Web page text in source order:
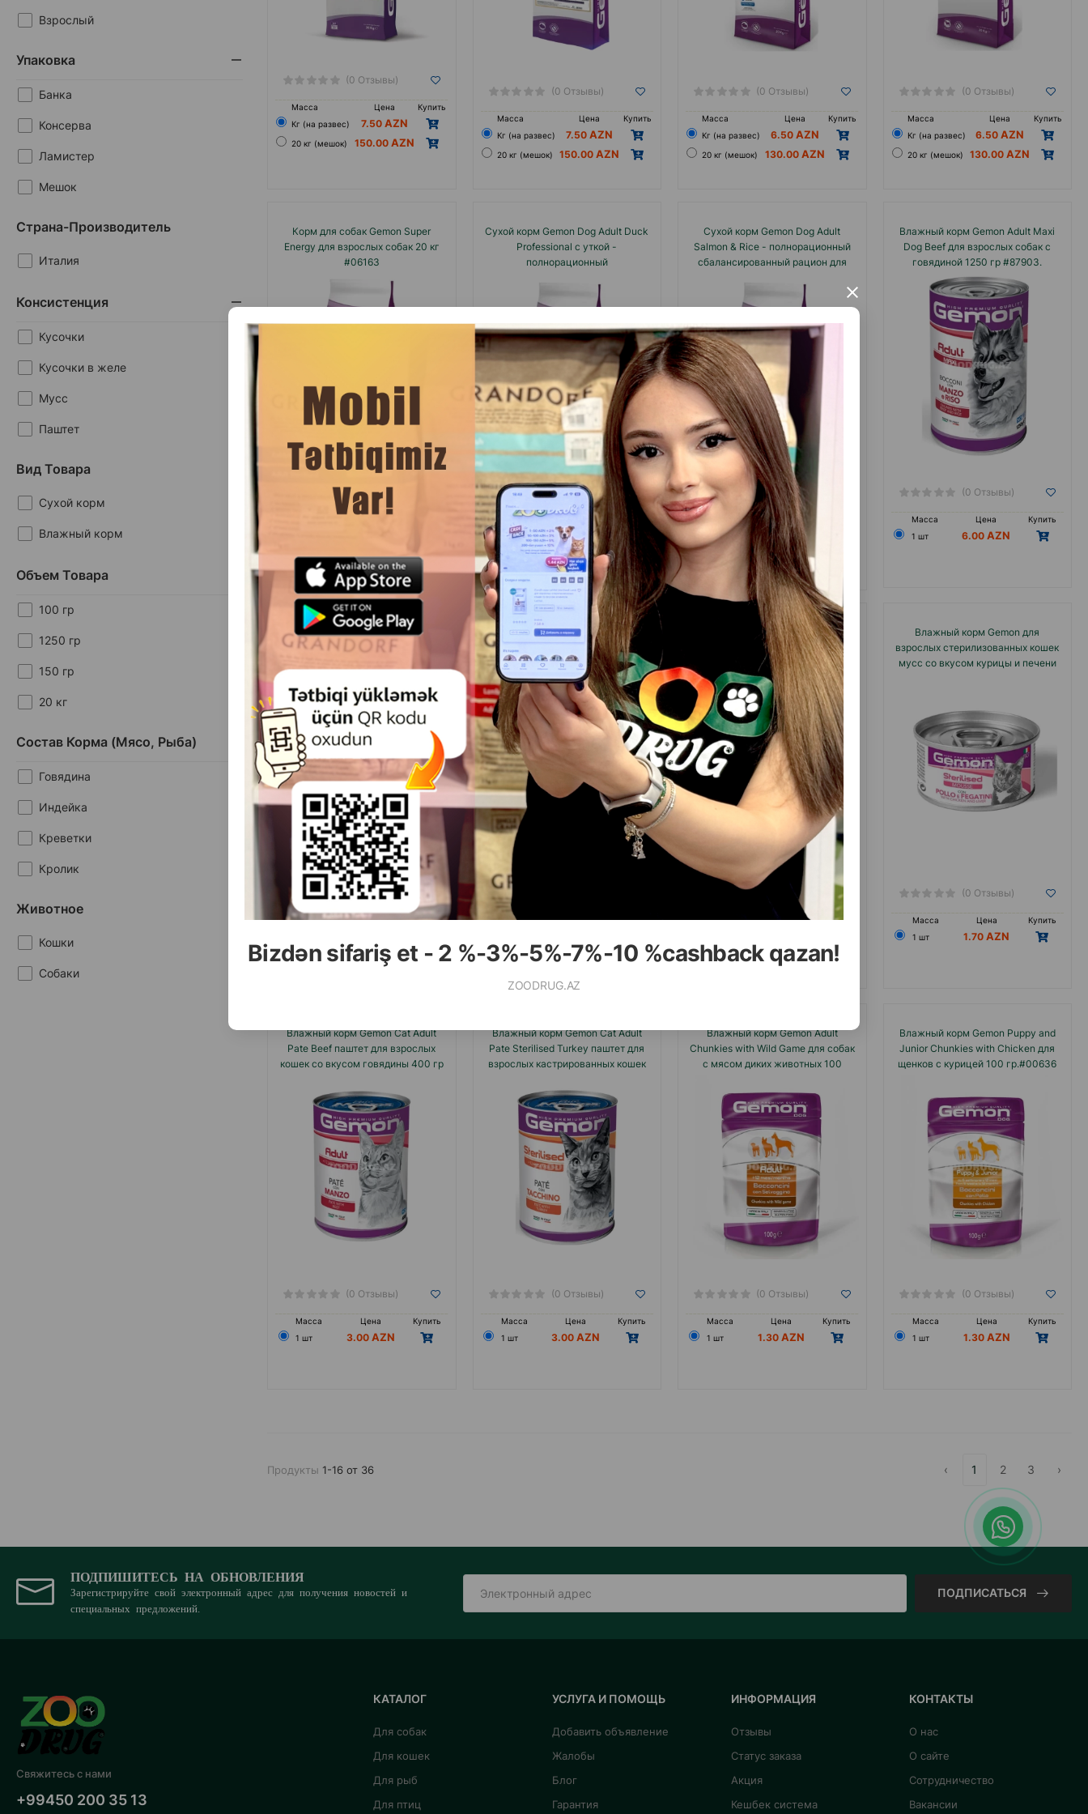
Bizdən sifariş et - 2 %-3%-5%-7%-10 %cashback qazan!
ZOODRUG.AZ
×
Взрослый
Упаковка
Банка
Консерва
Ламистер
Мешок
Страна-Производитель
Италия
Консистенция
Кусочки
Кусочки в желе
Мусс
Паштет
Вид Товара
Сухой корм
Влажный корм
Объем Товара
100 гр
1250 гр
150 гр
20 кг
Состав Корма (мясо, Рыба)
Говядина
Индейка
Креветки
Кролик
Животное
Кошки
Собаки
Миссия компании: высокое качество для всех!
Результат - идеальный рацион для каждой собаки и кошки!
(0 Отзывы)
Масса Цена
Купить
Кг (на развес)
7.50
20 кг (мешок) 150.00
(0 Отзывы)
Масса Цена
Купить
Кг (на развес)
7.50
20 кг (мешок) 150.00
(0 Отзывы)
Масса Цена
Купить
Кг (на развес)
6.50
20 кг (мешок) 130.00
(0 Отзывы)
Масса Цена
Купить
Кг (на развес)
6.50
20 кг (мешок) 130.00
Корм для собак Gemon Super
Energy для взрослых собак 20 кг
#06163
(0 Отзывы)
20 кг (мешок) 145.00
Сухой корм Gemon Dog Adult Duck
Professional с уткой -
полнорационный
ежедневного кормления собак
#05418.
(0 Отзывы)
Масса Цена
Купить
Кг (на развес)
6.50
20 кг (мешок) 125.00
Сухой корм Gemon Dog Adult
Salmon & Rice - полнорационный
сбалансированный рацион для
(0 Отзывы)
Масса Цена
Кг (на развес)
6.50
20 кг (мешок) 125.00
Влажный корм Gemon Adult Maxi
Dog Beef для взрослых собак с
говядиной 1250 гр #87903.
(0 Отзывы)
Масса Цена
Купить
1 шт
6.00
Влажный корм Gemon Adult
Medium Dog для взрослых собак
(0 Отзывы)
Масса Цена
Купить
Влажный корм Gemon KItten с
кусочками курицы для котят
100гр #00896.
Масса Цена
Купить
Влажный корм Gemon для
взрослых кошек мусс со вкусом
лосося и курицы 85 гр #01015.
(0 Отзывы)
Масса Цена
Купить
Влажный корм Gemon для
взрослых стерилизованных кошек
мусс со вкусом курицы и печени
(0 Отзывы)
Масса Цена
Купить
1 шт
1.70
Влажный корм Gemon Cat Adult
Pate Beef паштет для взрослых
кошек со вкусом говядины 400 гр
(0 Отзывы)
Масса Цена
Купить
1 шт
3.00
Влажный корм Gemon Cat Adult
Pate Sterilised Turkey паштет для
взрослых кастрированных кошек
(0 Отзывы)
Масса Цена
Купить
1 шт
3.00
Влажный корм Gemon Adult
Chunkies with Wild Game для собак
с мясом диких животных 100
(0 Отзывы)
Масса Цена
Купить
1 шт
1.30
Влажный корм Gemon Puppy and
Junior Chunkies with Chicken для
щенков с курицей 100 гр.#00636
(0 Отзывы)
Масса Цена
Купить
1 шт
1.30
Продукты 1-16 от 36 ‹ 1 2 3 ›
ПОДПИШИТЕСЬ НА ОБНОВЛЕНИЯ
Зарегистрируйте свой электронный адрес для получения новостей и
специальных предложений.
ПОДПИСАТЬСЯ
Свяжитесь с нами
+99450 200 35 13
КАТАЛОГ
Для собак
Для кошек
Для рыб
Для птиц
УСЛУГА И ПОМОЩЬ
Добавить объявление
Жалобы
Блог
Гарантия
ИНФОРМАЦИЯ
Отзывы
Статус заказа
Акция
Кешбек система
КОНТАКТЫ
О нас
О сайте
Сотрудничество
Вакансии